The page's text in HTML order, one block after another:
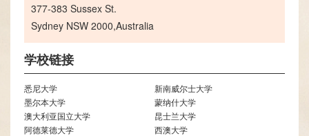
377-383 Sussex St.
Sydney NSW 2000,Australia
学校链接
悉尼大学
新南威尔士大学
墨尔本大学
蒙纳什大学
澳大利亚国立大学
昆士兰大学
阿德莱德大学
西澳大学